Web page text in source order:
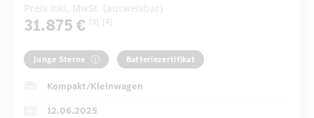
Preis inkl. MwSt. (ausweisbar)
31.875 € [3] [4]
Junge Sterne Batteriezertifikat
Kompakt/Kleinwagen
12.06.2025